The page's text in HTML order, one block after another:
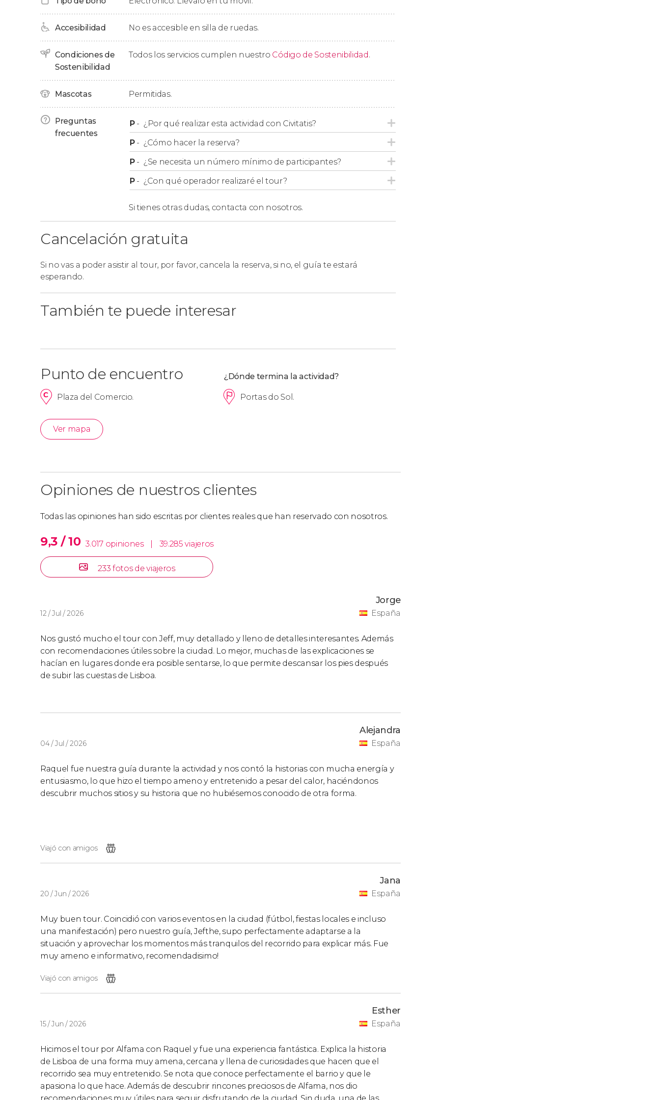
La ruta seguirá en la
indiferentes. Además, descubriremos unas sorprendentes historias de sangrientas
matanzas, juegos de influencia y espionaje, ajusticiamientos espeluznantes y otros
Tras un recorrido de aproximadamente dos horas y media, concluiremos este free tour por
Lisboa enPortas do Sol.
Grupos
En nuestro free tour no se admite la participación de grupos mayores a 6 personas
aunque se hagan en distintas reservas.
Accesibilidad No es accesible en silla de ruedas.
Condiciones de
Sostenibilidad
Todos los servicios cumplen nuestro Código de Sostenibilidad .
Mascotas Permitidas.
Preguntas
frecuentes
P- ¿Por qué realizar esta actividad con Civitatis?
P- ¿Cómo hacer la reserva?
P- ¿Se necesita un número mínimo de participantes?
P- ¿Con qué operador realizaré el tour?
Si tienes otras dudas, contacta con nosotros.
Cancelación gratuita
Si no vas a poder asistir al tour, por favor, cancela la reserva, si no, el guía te estará
esperando.
También te puede interesar
Punto de encuentro ¿Dónde termina la actividad?
Plaza del Comercio. Portas do Sol.
Ver mapa
Opiniones de nuestros clientes
Todas las opiniones han sido escritas por clientes reales que han reservado con nosotros.
9,3 / 10 3.017 opiniones 39.285 viajeros
233 fotos de viajeros
12 / Jul / 2026
Jorge
España
Nos gustó mucho el tour con Jeff, muy detallado y lleno de detalles interesantes. Además
con recomendaciones útiles sobre la ciudad. Lo mejor, muchas de las explicaciones se
hacían en lugares donde era posible sentarse, lo que permite descansar los pies después
de subir las cuestas de Lisboa.
04 / Jul / 2026
Alejandra
España
Raquel fue nuestra guía durante la actividad y nos contó la historias con mucha energía y
entusiasmo, lo que hizo el tiempo ameno y entretenido a pesar del calor, haciéndonos
descubrir muchos sitios y su historia que no hubiésemos conocido de otra forma.
Viajó con amigos
20 / Jun / 2026
Jana
España
Muy buen tour. Coincidió con varios eventos en la ciudad (fútbol, fiestas locales e incluso
una manifestación) pero nuestro guía, Jefthe, supo perfectamente adaptarse a la
situación y aprovechar los momentos más tranquilos del recorrido para explicar más. Fue
muy ameno e informativo, recomendadisimo!
Viajó con amigos
15 / Jun / 2026
Esther
España
Hicimos el tour por Alfama con Raquel y fue una experiencia fantástica. Explica la historia
de Lisboa de una forma muy amena, cercana y llena de curiosidades que hacen que el
recorrido sea muy entretenido. Se nota que conoce perfectamente el barrio y que le
apasiona lo que hace. Además de descubrir rincones preciosos de Alfama, nos dio
recomendaciones muy útiles para seguir disfrutando de la ciudad. Sin duda, una de las